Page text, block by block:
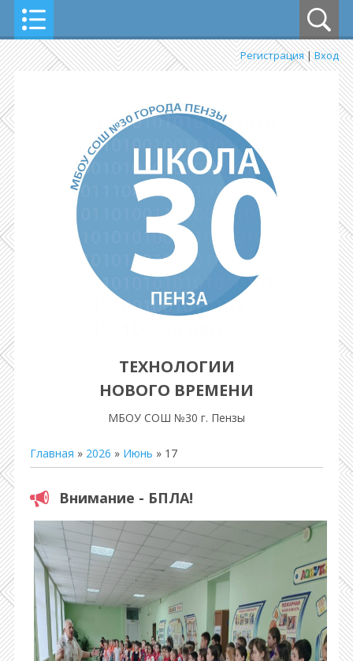
Регистрация|Вход
ТЕХНОЛОГИИ
НОВОГО ВРЕМЕНИ
МБОУ СОШ №30 г. Пензы
Главная » 2026 » Июнь » 17
Внимание - БПЛА!